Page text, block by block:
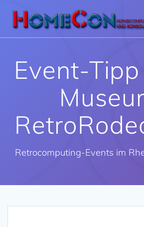
Inhalt
springen
Event-
Retrocomputing-Events im